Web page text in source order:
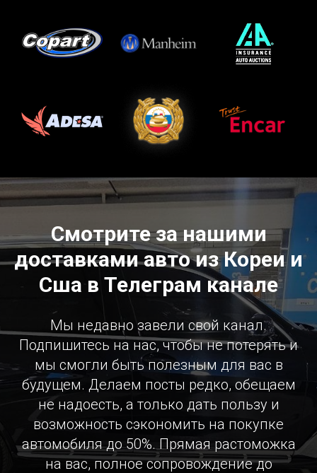
Смотрите за нашими
доставками авто из Кореи и
Сша в Телеграм канале
Мы недавно завели свой канал.
Подпишитесь на нас, чтобы не потерять и
мы смогли быть полезным для вас в
будущем. Делаем посты редко, обещаем
не надоесть, а только дать пользу и
возможность сэкономить на покупке
автомобиля до 50%. Прямая растоможка
на вас, полное сопровождение до